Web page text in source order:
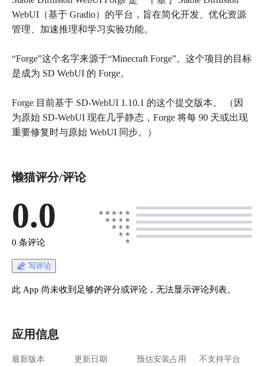
WebUI（基于 Gradio）的平台，旨在简化开发、优化资源
管理、加速推理和学习实验功能。
“Forge”这个名字来源于“Minecraft Forge”。这个项目的目标
是成为 SD WebUI 的 Forge。
Forge 目前基于 SD-WebUI 1.10.1 的这个提交版本。 （因
为原始 SD-WebUI 现在几乎静态，Forge 将每 90 天或出现
重要修复时与原始 WebUI 同步。）
懒猫评分/评论
0.0
0 条评论
写评论
此 App 尚未收到足够的评分或评论，无法显示评论列表。
应用信息
最新版本 更新日期 预估安装占用 不支持平台